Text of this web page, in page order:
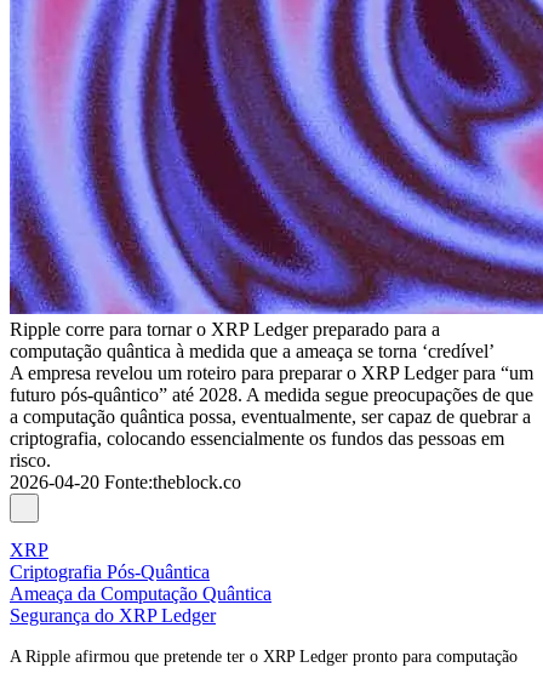
Ripple corre para tornar o XRP Ledger preparado para a
computação quântica à medida que a ameaça se torna ‘credível’
A empresa revelou um roteiro para preparar o XRP Ledger para “um
futuro pós-quântico” até 2028. A medida segue preocupações de que
a computação quântica possa, eventualmente, ser capaz de quebrar a
criptografia, colocando essencialmente os fundos das pessoas em
risco.
2026-04-20 Fonte:theblock.co
XRP
Criptografia Pós-Quântica
Ameaça da Computação Quântica
Segurança do XRP Ledger
A Ripple afirmou que pretende ter o XRP Ledger pronto para computação